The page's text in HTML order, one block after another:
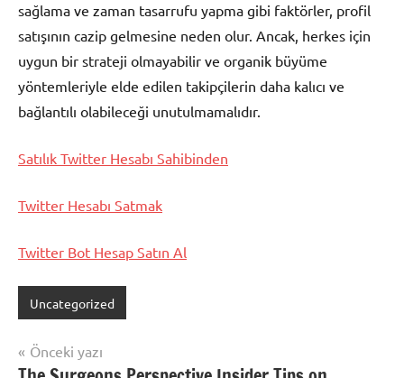
sağlama ve zaman tasarrufu yapma gibi faktörler, profil
satışının cazip gelmesine neden olur. Ancak, herkes için
uygun bir strateji olmayabilir ve organik büyüme
yöntemleriyle elde edilen takipçilerin daha kalıcı ve
bağlantılı olabileceği unutulmamalıdır.
Satılık Twitter Hesabı Sahibinden
Twitter Hesabı Satmak
Twitter Bot Hesap Satın Al
Uncategorized
Yazı
Önceki yazı